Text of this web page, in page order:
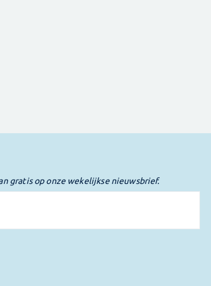
gratis op onze wekelijkse nieuwsbrief.